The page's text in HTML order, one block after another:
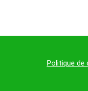
Politique de